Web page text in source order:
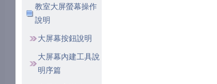
教室大屏螢幕操作
說明
大屏幕按鈕說明
大屏幕內建工具說
明序篇